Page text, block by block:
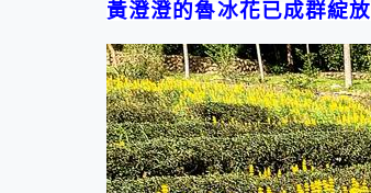
黃澄澄的魯冰花已成群綻放